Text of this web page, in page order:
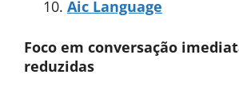
Aic Language
Foco em conversação
reduzidas